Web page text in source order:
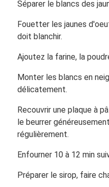
Séparer le blancs des
Fouetter les jaunes
doit blanchir.
Ajoutez la farine, la
Monter les blancs en
délicatement.
Recouvrir une plaque à
le beurrer
régulièrement.
Enfourner 10 à 12 min
Préparer le sirop, faire